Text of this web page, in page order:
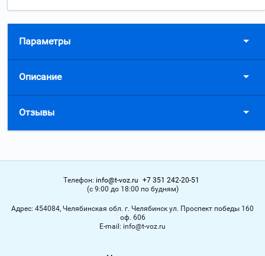
Параметры
Описание
Отзывы
Телефон: info@t-voz.ru +7 351 242-20-51
(с 9:00 до 18:00 по будням)
Адрес: 454084, Челябинская обл. г. Челябинск ул. Проспект победы 160
оф. 606
Е-mail: info@t-voz.ru